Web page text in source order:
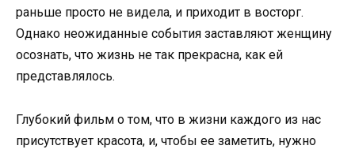
раньше просто не видела, и приходит в восторг.
Однако неожиданные события заставляют женщину
осознать, что жизнь не так прекрасна, как ей
представлялось.
Глубокий фильм о том, что в жизни каждого из нас
присутствует красота, и, чтобы ее заметить, нужно